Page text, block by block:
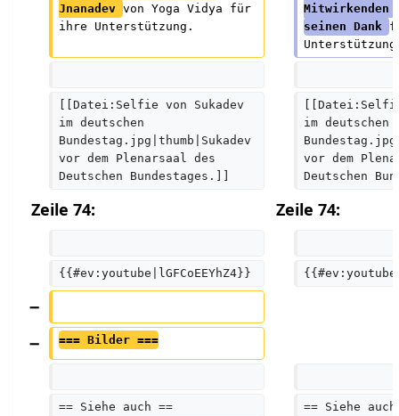
Jnanadev von Yoga Vidya für
ihre Unterstützung.
Mitwirkenden
seinen Dank
[[Datei:Selfie von Sukadev
im deutschen
Bundestag.jpg|thumb|Sukadev
vor dem Plenarsaal des
Deutschen Bundestages.]]
im deutschen
vor dem
Deutschen
Zeile 74: Zeile 74:
{{#ev:youtube|lGFCoEEYhZ4}}
=== Bilder ===
== Siehe auch == == Siehe auch